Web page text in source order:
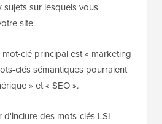
sur lesquels vous
site.
clé principal est « marketing
clés sémantiques pourraient
» et « SEO ».
d'inclure des mots-clés LSI